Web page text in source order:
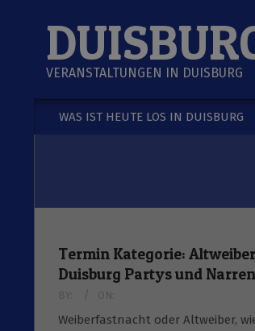
VERANSTALTUNGEN IN DUISBURG
Secondary
WAS IST HEUTE LOS IN DUISBURG
Termin Kategorie:
Duisburg Partys und
BY: ON:
Weiberfastnacht oder Altweiber,